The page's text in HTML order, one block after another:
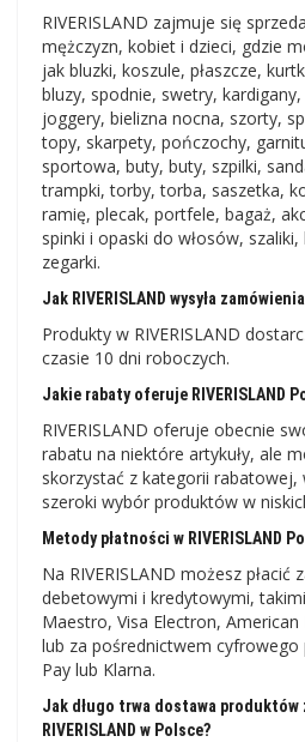
RIVERISLAND zajmuje się
mężczyzn, kobiet i dzieci, gdzie
jak bluzki, koszule, płaszcze,
bluzy, spodnie, swetry,
joggery, bielizna nocna, szorty,
topy, skarpety, pończochy,
sportowa, buty, buty, szpilki,
trampki, torby, torba, saszetka,
ramię, plecak, portfele, bagaż,
spinki i opaski do włosów,
zegarki.
Jak RIVERISLAND wysyła
Produkty w RIVERISLAND
czasie 10 dni roboczych.
Jakie rabaty oferuje RIVERISLAND
RIVERISLAND oferuje obecnie
rabatu na niektóre artykuły, ale
skorzystać z kategorii
szeroki wybór produktów w
Metody płatności w RIVERISLAND
Na RIVERISLAND możesz płacić
debetowymi i kredytowymi,
Maestro, Visa Electron, American
lub za pośrednictwem cyfrowego
Pay lub Klarna.
Jak długo trwa dostawa produktów
RIVERISLAND w Polsce?